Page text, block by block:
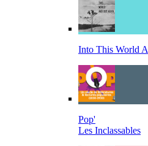
Into This World
Pop'
Les Inclassables